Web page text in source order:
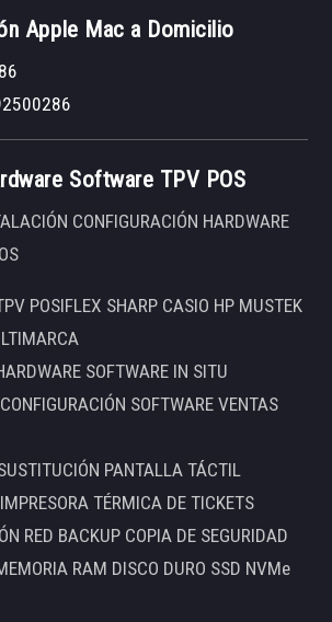
Apple Mac a Domicilio
Software TPV POS
CONFIGURACIÓN HARDWARE
POSIFLEX SHARP CASIO HP MUSTEK
SOFTWARE IN SITU
SOFTWARE VENTAS
PANTALLA TÁCTIL
TÉRMICA DE TICKETS
RED BACKUP COPIA DE SEGURIDAD
RAM DISCO DURO SSD NVMe